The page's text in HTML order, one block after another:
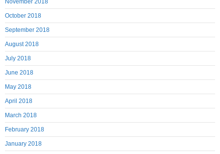
November 2018
October 2018
September 2018
August 2018
July 2018
June 2018
May 2018
April 2018
March 2018
February 2018
January 2018